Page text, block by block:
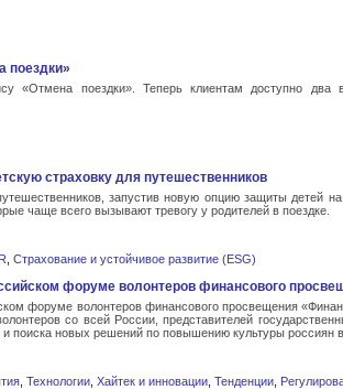
поездки»
«Отмена поездки». Теперь клиентам доступно два
страховку для путешественников
запустив новую опцию защиты детей на
чаще всего вызывают тревогу у родителей в поездке.
Страхование и устойчивое развитие (ESG)
форуме волонтеров финансового
форуме волонтеров финансового просвещения
со всей России, представителей
поиска новых решений по повышению культуры россиян
Технологии Хайтек и инновации Тенденции